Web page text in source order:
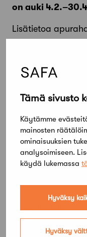
Tämä sivusto
Käytämme
mainosten
ominaisuuksien
analysoimiseen.
käydä lukemassa
Hyväksy
Hyväksy
on auki
Lisätietoa
Lue lisää